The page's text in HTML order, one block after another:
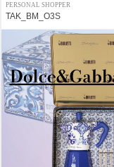
PERSONAL SHOPPER
TAK_BM_O3S